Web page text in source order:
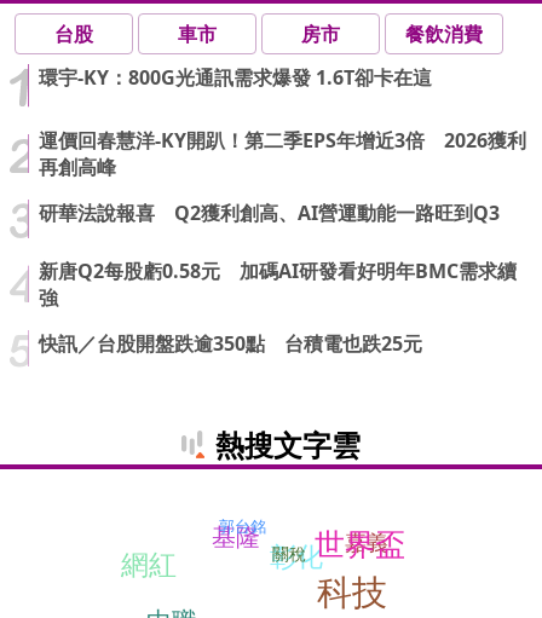
台股 車市 房市
餐飲消費
環宇-KY：800G光通訊需求爆發 1.6T卻卡在這
運價回春慧洋-KY開趴！第二季EPS年增近3倍 2026獲利
再創高峰
研華法說報喜 Q2獲利創高、AI營運動能一路旺到Q3
新唐Q2每股虧0.58元 加碼AI研發看好明年BMC需求續
強
快訊／台股開盤跌逾350點 台積電也跌25元
熱搜文字雲
基隆
網紅 彰化
關稅 嘉義
科技
世界盃
郭台銘